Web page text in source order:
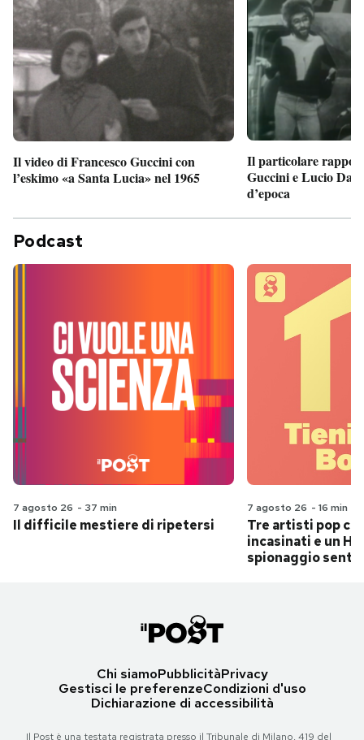
Il video di Francesco Guccini con
l’eskimo «a Santa Lucia» nel 1965
Il particolare
Guccini e Lucio
d’epoca
Podcast
7 agosto 26 - 37 min
Il difficile mestiere di ripetersi
7 agosto 26 - 16 min
Tre artisti pop
incasinati e un
spionaggio
Chi siamoPubblicitàPrivacy
Gestisci le preferenzeCondizioni d'uso
Dichiarazione di accessibilità
Il Post è una testata registrata presso il Tribunale di Milano, 419 del